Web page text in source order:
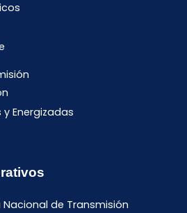
Energizadas
de Transmisión